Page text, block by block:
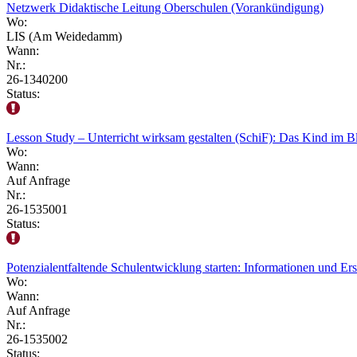
Netzwerk Didaktische Leitung Oberschulen (Vorankündigung)
Wo:
LIS (Am Weidedamm)
Wann:
Nr.:
26-1340200
Status:
Lesson Study – Unterricht wirksam gestalten (SchiF): Das Kind im
Wo:
Wann:
Auf Anfrage
Nr.:
26-1535001
Status:
Potenzialentfaltende Schulentwicklung starten: Informationen und
Wo:
Wann:
Auf Anfrage
Nr.:
26-1535002
Status: